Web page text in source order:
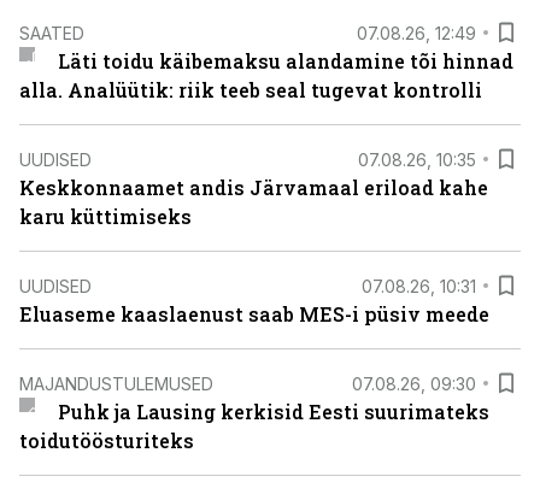
SAATED 07.08.26, 12:49
Läti toidu käibemaksu alandamine tõi hinnad
alla. Analüütik: riik teeb seal tugevat kontrolli
UUDISED 07.08.26, 10:35
Keskkonnaamet andis Järvamaal eriload kahe
karu küttimiseks
UUDISED 07.08.26, 10:31
Eluaseme kaaslaenust saab MES-i püsiv meede
MAJANDUSTULEMUSED 07.08.26, 09:30
Puhk ja Lausing kerkisid Eesti suurimateks
toidutöösturiteks